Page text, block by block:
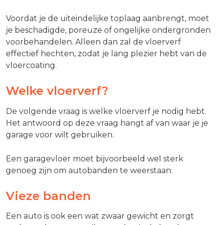
Voordat je de uiteindelijke toplaag aanbrengt, moet
je beschadigde, poreuze of ongelijke ondergronden
voorbehandelen. Alleen dan zal de vloerverf
effectief hechten, zodat je lang plezier hebt van de
vloercoating.
Welke vloerverf?
De volgende vraag is welke vloerverf je nodig hebt.
Het antwoord op deze vraag hangt af van waar je je
garage voor wilt gebruiken.
Een garagevloer moet bijvoorbeeld wel sterk
genoeg zijn om autobanden te weerstaan.
Vieze banden
Een auto is ook een wat zwaar gewicht en zorgt